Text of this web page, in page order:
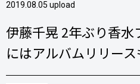
2019.08.05 upload
伊藤千晃 2年ぶり香水
にはアルバムリリース